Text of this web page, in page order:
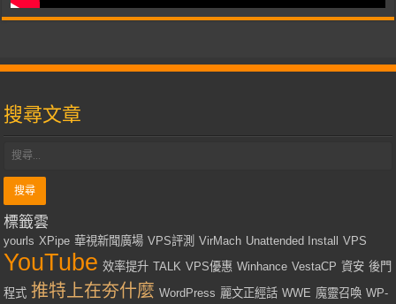
搜尋文章
標籤雲
yourls XPipe 華視新聞廣場 VPS評測 VirMach Unattended Install VPS
YouTube 效率提升 TALK VPS優惠 Winhance VestaCP 資安 後門
程式 推特上在夯什麼 WordPress 麗文正經話 WWE 魔靈召喚 WP-